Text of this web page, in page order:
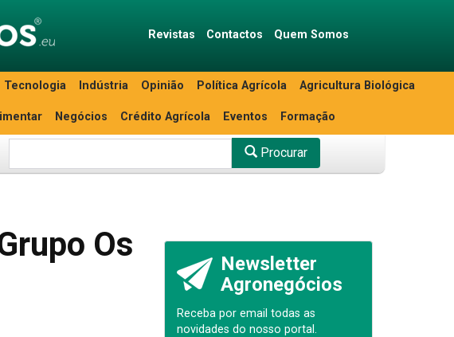
Revistas Contactos Quem Somos
Tecnologia Indústria Opinião Política Agrícola Agricultura Biológica
Negócios Crédito Agrícola Eventos Formação
Procurar
Os
Newsletter
Agronegócios
Receba por email todas as
novidades do nosso portal.